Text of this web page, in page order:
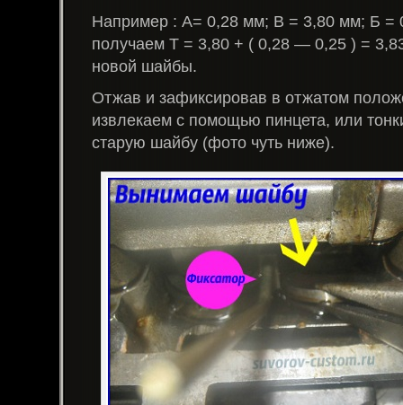
Например : А= 0,28 мм; В = 3,80 мм; Б =
получаем Т = 3,80 + ( 0,28 — 0,25 ) =
новой шайбы.
Отжав и зафиксировав в отжатом
извлекаем с помощью пинцета, или
старую шайбу (фото чуть ниже).